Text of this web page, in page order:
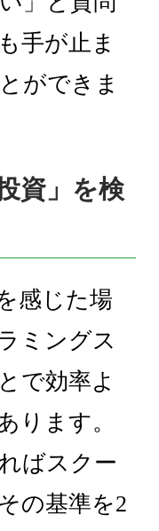
手が止ま
ができま
資」を検
感じた場
ミングス
で効率よ
ります。
ばスクー
の基準を2